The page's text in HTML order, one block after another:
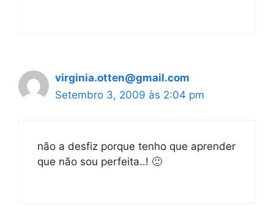
virginia.otten@gmail.com
Setembro 3, 2009 às 2:04 pm
não a desfiz porque tenho que aprender
que não sou perfeita..! 🙂